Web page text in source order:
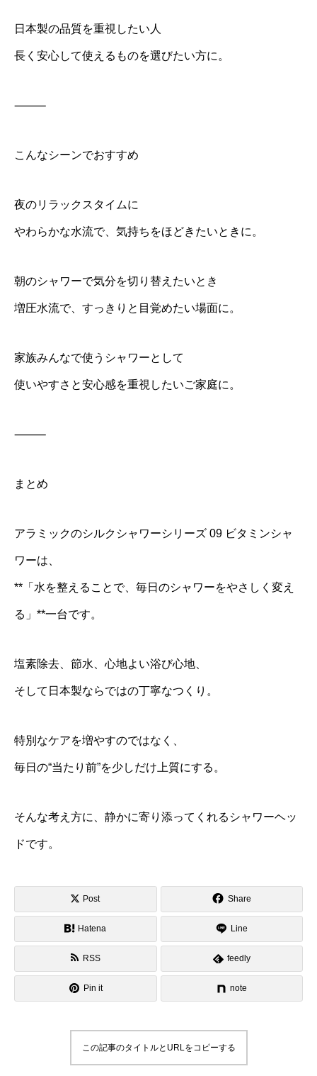
日本製の品質を重視したい人
長く安心して使えるものを選びたい方に。
⸻
こんなシーンでおすすめ
夜のリラックスタイムに
やわらかな水流で、気持ちをほどきたいときに。
朝のシャワーで気分を切り替えたいとき
増圧水流で、すっきりと目覚めたい場面に。
家族みんなで使うシャワーとして
使いやすさと安心感を重視したいご家庭に。
⸻
まとめ
アラミックのシルクシャワーシリーズ 09 ビタミンシャ
ワーは、
**「水を整えることで、毎日のシャワーをやさしく変え
る」**一台です。
塩素除去、節水、心地よい浴び心地、
そして日本製ならではの丁寧なつくり。
特別なケアを増やすのではなく、
毎日の“当たり前”を少しだけ上質にする。
そんな考え方に、静かに寄り添ってくれるシャワーヘッ
ドです。
Post Share
Hatena Line
RSS feedly
Pin it note
この記事のタイトルとURLをコピーする